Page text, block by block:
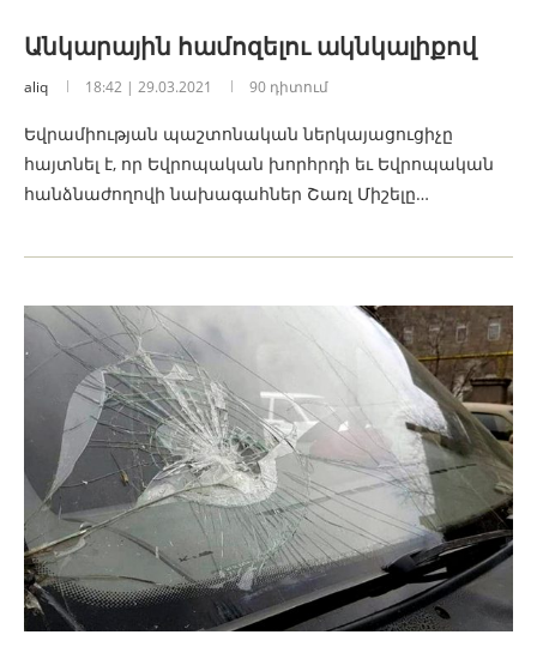
Անկարային համոզելու ակնկալիքով
aliq 18:42 | 29.03.2021 90 դիտում
Եվրամիության պաշտոնական ներկայացուցիչը
հայտնել է, որ Եվրոպական խորհրդի եւ Եվրոպական
հանձնաժողովի նախագահներ Շառլ Միշելը…